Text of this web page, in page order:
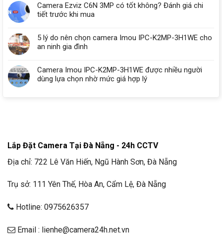
Camera Ezviz C6N 3MP có tốt không? Đánh giá chi
tiết trước khi mua
5 lý do nên chọn camera Imou IPC-K2MP-3H1WE cho
an ninh gia đình
Camera Imou IPC-K2MP-3H1WE được nhiều người
dùng lựa chọn nhờ mức giá hợp lý
Lắp Đặt Camera Tại Đà Nẵng - 24h CCTV
Địa chỉ: 722 Lê Văn Hiến, Ngũ Hành Sơn, Đà Nẵng
Trụ sở: 111 Yên Thế, Hòa An, Cẩm Lệ, Đà Nẵng
Hotline: 0975626357
Email : lienhe@camera24h.net.vn